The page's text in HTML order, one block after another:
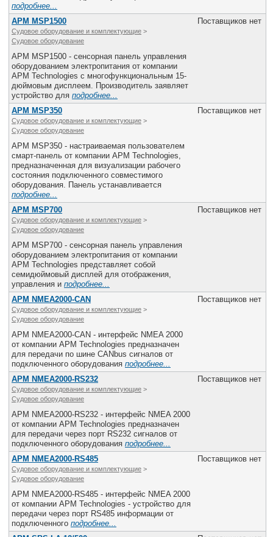
подробнее...
APM MSP1500
Судовое оборудование и комплектующие >
Судовое оборудование
APM MSP1500 - сенсорная панель управления
оборудованием электропитания от компании
APM Technologies с многофункциональным 15-
дюймовым дисплеем. Производитель заявляет
устройство для подробнее...
Поставщиков нет
APM MSP350
Судовое оборудование и комплектующие >
Судовое оборудование
APM MSP350 - настраиваемая пользователем
смарт-панель от компании APM Technologies,
предназначенная для визуализации рабочего
состояния подключенного совместимого
оборудования. Панель устанавливается
подробнее...
Поставщиков нет
APM MSP700
Судовое оборудование и комплектующие >
Судовое оборудование
APM MSP700 - сенсорная панель управления
оборудованием электропитания от компании
APM Technologies представляет собой
семидюймовый дисплей для отображения,
управления и подробнее...
Поставщиков нет
APM NMEA2000-CAN
Судовое оборудование и комплектующие >
Судовое оборудование
APM NMEA2000-CAN - интерфейс NMEA 2000
от компании APM Technologies предназначен
для передачи по шине CANbus сигналов от
подключенного оборудования подробнее...
Поставщиков нет
APM NMEA2000-RS232
Судовое оборудование и комплектующие >
Судовое оборудование
APM NMEA2000-RS232 - интерфейс NMEA 2000
от компании APM Technologies предназначен
для передачи через порт RS232 сигналов от
подключенного оборудования подробнее...
Поставщиков нет
APM NMEA2000-RS485
Судовое оборудование и комплектующие >
Судовое оборудование
APM NMEA2000-RS485 - интерфейс NMEA 2000
от компании APM Technologies - устройство для
передачи через порт RS485 информации от
подключенного подробнее...
Поставщиков нет